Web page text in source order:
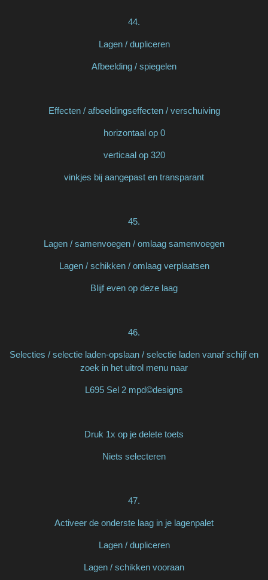
44.
Lagen / dupliceren
Afbeelding / spiegelen
Effecten / afbeeldingseffecten / verschuiving
horizontaal op 0
verticaal op 320
vinkjes bij aangepast en transparant
45.
Lagen / samenvoegen / omlaag samenvoegen
Lagen / schikken / omlaag verplaatsen
Blijf even op deze laag
46.
Selecties / selectie laden-opslaan / selectie laden vanaf schijf en
zoek in het uitrol menu naar
L695 Sel 2 mpd©designs
Druk 1x op je delete toets
Niets selecteren
47.
Activeer de onderste laag in je lagenpalet
Lagen / dupliceren
Lagen / schikken vooraan